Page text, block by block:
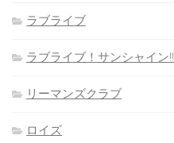
ラブライブ
ラブライブ！サンシャイン!!
リーマンズクラブ
ロイズ